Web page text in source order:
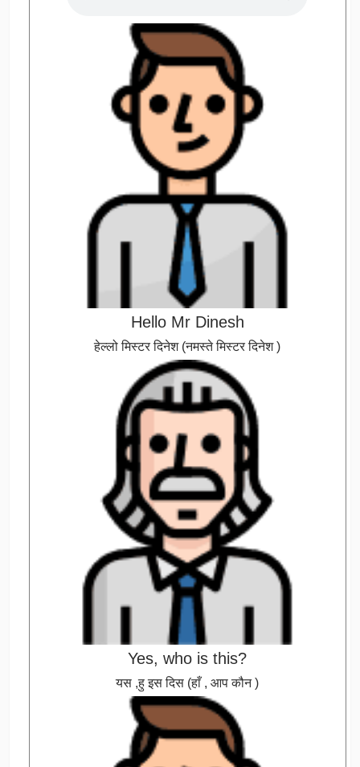
Hello Mr Dinesh
हेल्लो मिस्टर दिनेश (नमस्ते मिस्टर दिनेश )
Yes, who is this?
यस ,हु इस दिस (हाँ , आप कौन )